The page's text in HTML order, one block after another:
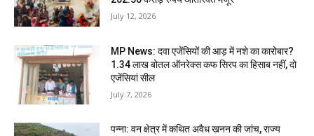
July 12, 2026
MP News: दवा एजेंसियों की आड़ में नशे का कारोबार?
1.34 लाख बोतल ऑनरेक्स कफ सिरप का हिसाब नहीं, दो
एजेंसियां सील
July 7, 2026
पन्ना: वन क्षेत्र में कथित अवैध खनन की जांच, राज्य